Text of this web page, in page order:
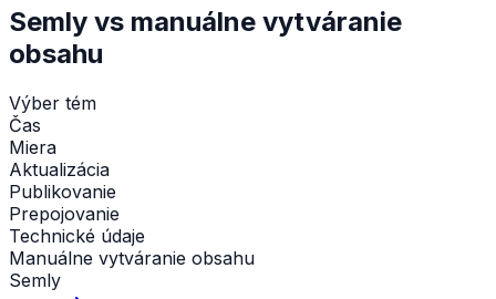
Semly vs manuálne vytváranie
obsahu
Výber tém
Čas
Miera
Aktualizácia
Publikovanie
Prepojovanie
Technické údaje
Manuálne vytváranie obsahu
Semly